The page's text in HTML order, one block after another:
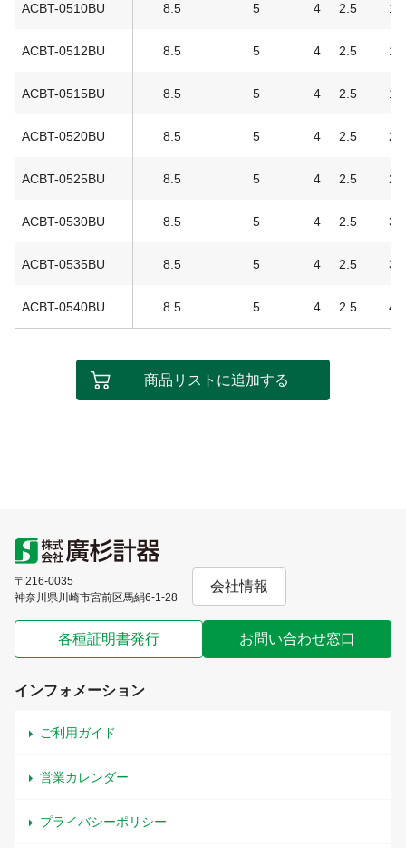
ACBT-0510BU 8.5 5 4 2.5 10
ACBT-0512BU 8.5 5 4 2.5 12
ACBT-0515BU 8.5 5 4 2.5 15
ACBT-0520BU 8.5 5 4 2.5 20
ACBT-0525BU 8.5 5 4 2.5 25
ACBT-0530BU 8.5 5 4 2.5 30
ACBT-0535BU 8.5 5 4 2.5 35
ACBT-0540BU 8.5 5 4 2.5 40
商品リストに追加する
〒216-0035
神奈川県川崎市宮前区馬絹6-1-28
会社情報
各種証明書発行 お問い合わせ窓口
インフォメーション
ご利用ガイド
営業カレンダー
プライバシーポリシー